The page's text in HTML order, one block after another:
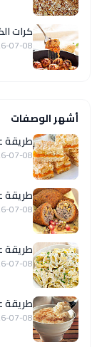
كرات
07-08
أشهر الوصفات
طريقة
07-08
طريقة
07-08
طريقة
07-08
طريقة
07-08